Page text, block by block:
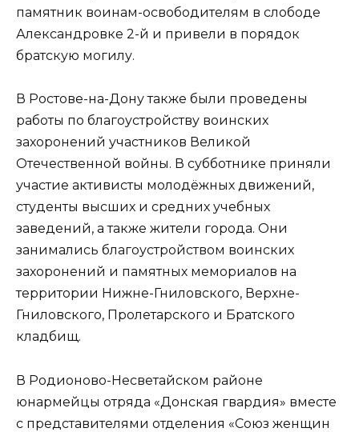
памятник воинам-освободителям в слободе
Александровке 2-й и привели в порядок
братскую могилу.
В Ростове-на-Дону также были проведены
работы по благоустройству воинских
захоронений участников Великой
Отечественной войны. В субботнике приняли
участие активисты молодёжных движений,
студенты высших и средних учебных
заведений, а также жители города. Они
занимались благоустройством воинских
захоронений и памятных мемориалов на
территории Нижне-Гниловского, Верхне-
Гниловского, Пролетарского и Братского
кладбищ.
В Родионово-Несветайском районе
юнармейцы отряда «Донская гвардия» вместе
с представителями отделения «Союз женщин